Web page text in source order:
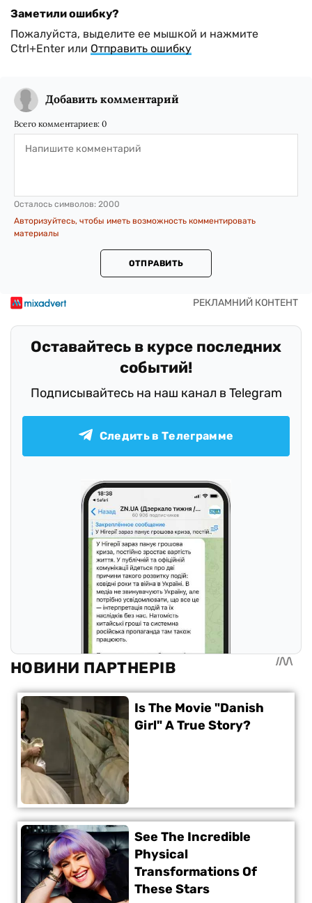
Заметили ошибку?
Пожалуйста, выделите ее мышкой и нажмите
Ctrl+Enter или Отправить ошибку
Добавить комментарий
Всего комментариев: 0
Осталось символов: 2000
Авторизуйтесь, чтобы иметь возможность комментировать
материалы
ОТПРАВИТЬ
Оставайтесь в курсе последних
событий!
Подписывайтесь на наш канал в Telegram
Следить в Телеграмме